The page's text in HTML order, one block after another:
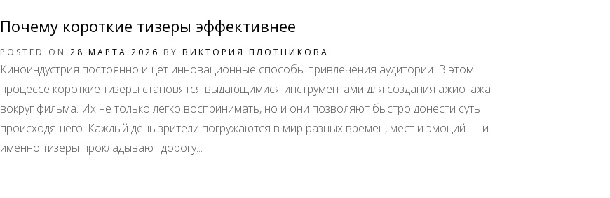
Почему короткие тизеры эффективнее
POSTED ON 28 МАРТА 2026 BY ВИКТОРИЯ ПЛОТНИКОВА
Киноиндустрия постоянно ищет инновационные способы привлечения аудитории. В этом
процессе короткие тизеры становятся выдающимися инструментами для создания ажиотажа
вокруг фильма. Их не только легко воспринимать, но и они позволяют быстро донести суть
происходящего. Каждый день зрители погружаются в мир разных времен, мест и эмоций — и
именно тизеры прокладывают дорогу...